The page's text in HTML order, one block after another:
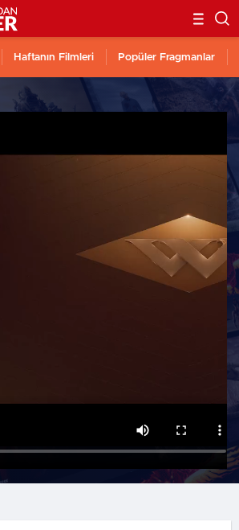
Haftanın Filmleri Popüler Fragmanlar